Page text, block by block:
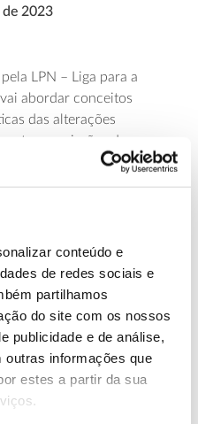
conteúdo e
de redes sociais e
partilhamos
do site com os nossos
publicidade e de análise,
outras informações que
estes a partir da sua
de 2023
LPN – Liga para a
abordar conceitos
das alterações
emissões de
sequestro de carbono,
O primeiro dia decorre
das 10:00 às 13:00.
prévia.
espécies em risco: